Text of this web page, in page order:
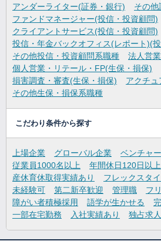
アンダーライター(証券・銀行)
その他
ファンドマネージャー(投信・投資顧問)
クライアントサービス(投信・投資顧問)
投信・年金バックオフィス(レポート)(
その他投信・投資顧問系職種
法人営
個人営業・リテール・FP(生保・損保)
損害調査・審査(生保・損保)
アクチ
その他生保・損保系職種
こだわり条件から探す
上場企業 グローバル企業 ベンチャ
従業員1000名以上
年間休日120日以上
産休育休取得実績あり
フレックスタ
未経験可
第二新卒歓迎 管理職
フ
障がい者積極採用
語学が生かせる
一部在宅勤務
入社実績あり 独占求人